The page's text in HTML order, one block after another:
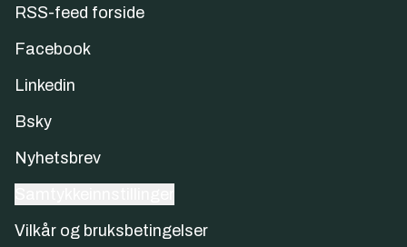
RSS-feed forside
Facebook
Linkedin
Bsky
Nyhetsbrev
Vilkår og bruksbetingelser